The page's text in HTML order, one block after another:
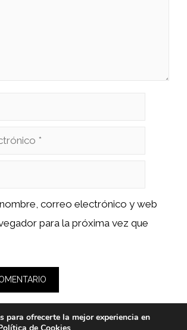
correo electrónico y web
para la próxima vez que
para ofrecerte la mejor experiencia en